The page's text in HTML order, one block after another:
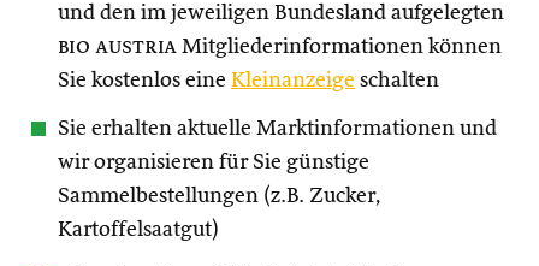
und den im jeweiligen Bundesland aufgelegten
bio austria Mitgliederinformationen können
Sie kostenlos eine Kleinanzeige schalten
Sie erhalten aktuelle Marktinformationen und
wir organisieren für Sie günstige
Sammelbestellungen (z.B. Zucker,
Kartoffelsaatgut)